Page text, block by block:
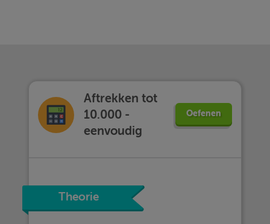
Aftrekken tot
10.000 -
eenvoudig
Oefenen
Theorie